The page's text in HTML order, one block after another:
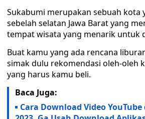
Sukabumi merupakan sebuah kota
sebelah selatan Jawa Barat yang
tempat wisata yang menarik untuk
Buat kamu yang ada rencana
simak dulu rekomendasi oleh-oleh
yang harus kamu beli.
Baca Juga:
Cara Download Video